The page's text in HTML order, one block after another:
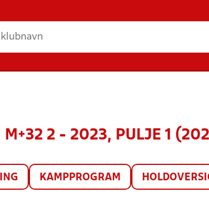
M+32 2 - 2023, PULJE 1
KAMPPROGRAM